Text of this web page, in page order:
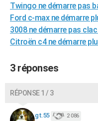
BONS PLANS
CARTE DE VOEUX
Dictionnaire
Biographies
Citations
Expressions
Proverbes
PROGRAMME TV
COPAINS D'AVANT
S'inscrire
Se connecter
Lycées
Collèges
Primaires
Universités
Entreprises
Service militaire
Avis de recherche
AVIS DE DÉCÈS
Twingo ne démarre pas
Ford c-max ne démarre
3008 ne démarre pas
Citroën c4 ne démarre
3 réponses
RÉPONSE 1 / 3
gt.55 2 086